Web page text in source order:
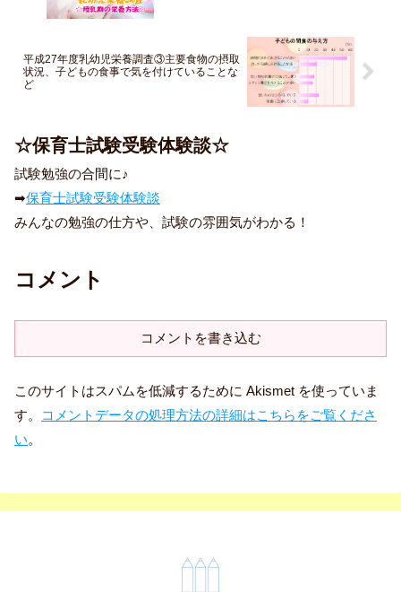
平成27年度乳幼児栄養調査③主要食物の摂取
状況、子どもの食事で気を付けていることな
ど
☆保育士試験受験体験談☆
試験勉強の合間に♪
➡保育士試験受験体験談
みんなの勉強の仕方や、試験の雰囲気がわかる！
コメント
コメントを書き込む
このサイトはスパムを低減するために Akismet を使っていま
す。
コメントデータの処理方法の詳細はこちらをご覧くださ
い。